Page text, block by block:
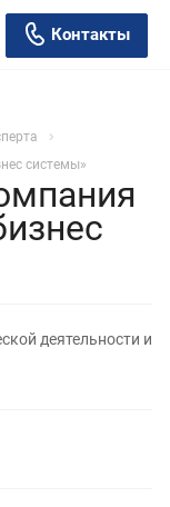
Контакты
системы»
деятельности и